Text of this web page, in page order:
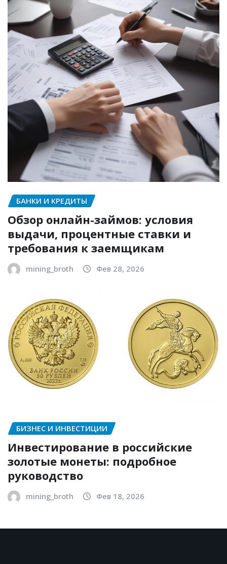
БАНКИ И КРЕДИТЫ
Обзор онлайн-займов: условия
выдачи, процентные ставки и
требования к заемщикам
mining_broth Фев 28, 2026
БИЗНЕС И ИНВЕСТИЦИИ
Инвестирование в российские
золотые монеты: подробное
руководство
mining_broth Фев 18, 2026